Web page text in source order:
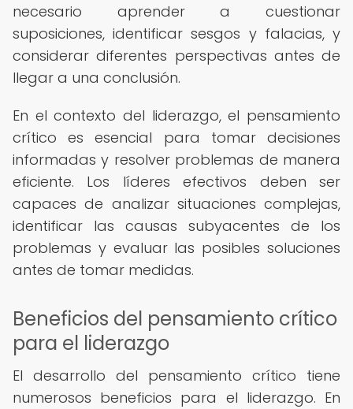
necesario aprender a cuestionar
suposiciones, identificar sesgos y falacias, y
considerar diferentes perspectivas antes de
llegar a una conclusión.
En el contexto del liderazgo, el pensamiento
crítico es esencial para tomar decisiones
informadas y resolver problemas de manera
eficiente. Los líderes efectivos deben ser
capaces de analizar situaciones complejas,
identificar las causas subyacentes de los
problemas y evaluar las posibles soluciones
antes de tomar medidas.
Beneficios del pensamiento crítico
para el liderazgo
El desarrollo del pensamiento crítico tiene
numerosos beneficios para el liderazgo. En